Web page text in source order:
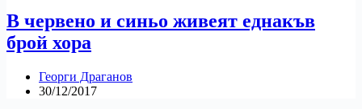
В червено и синьо живеят еднакъв
брой хора
Георги Драганов
30/12/2017